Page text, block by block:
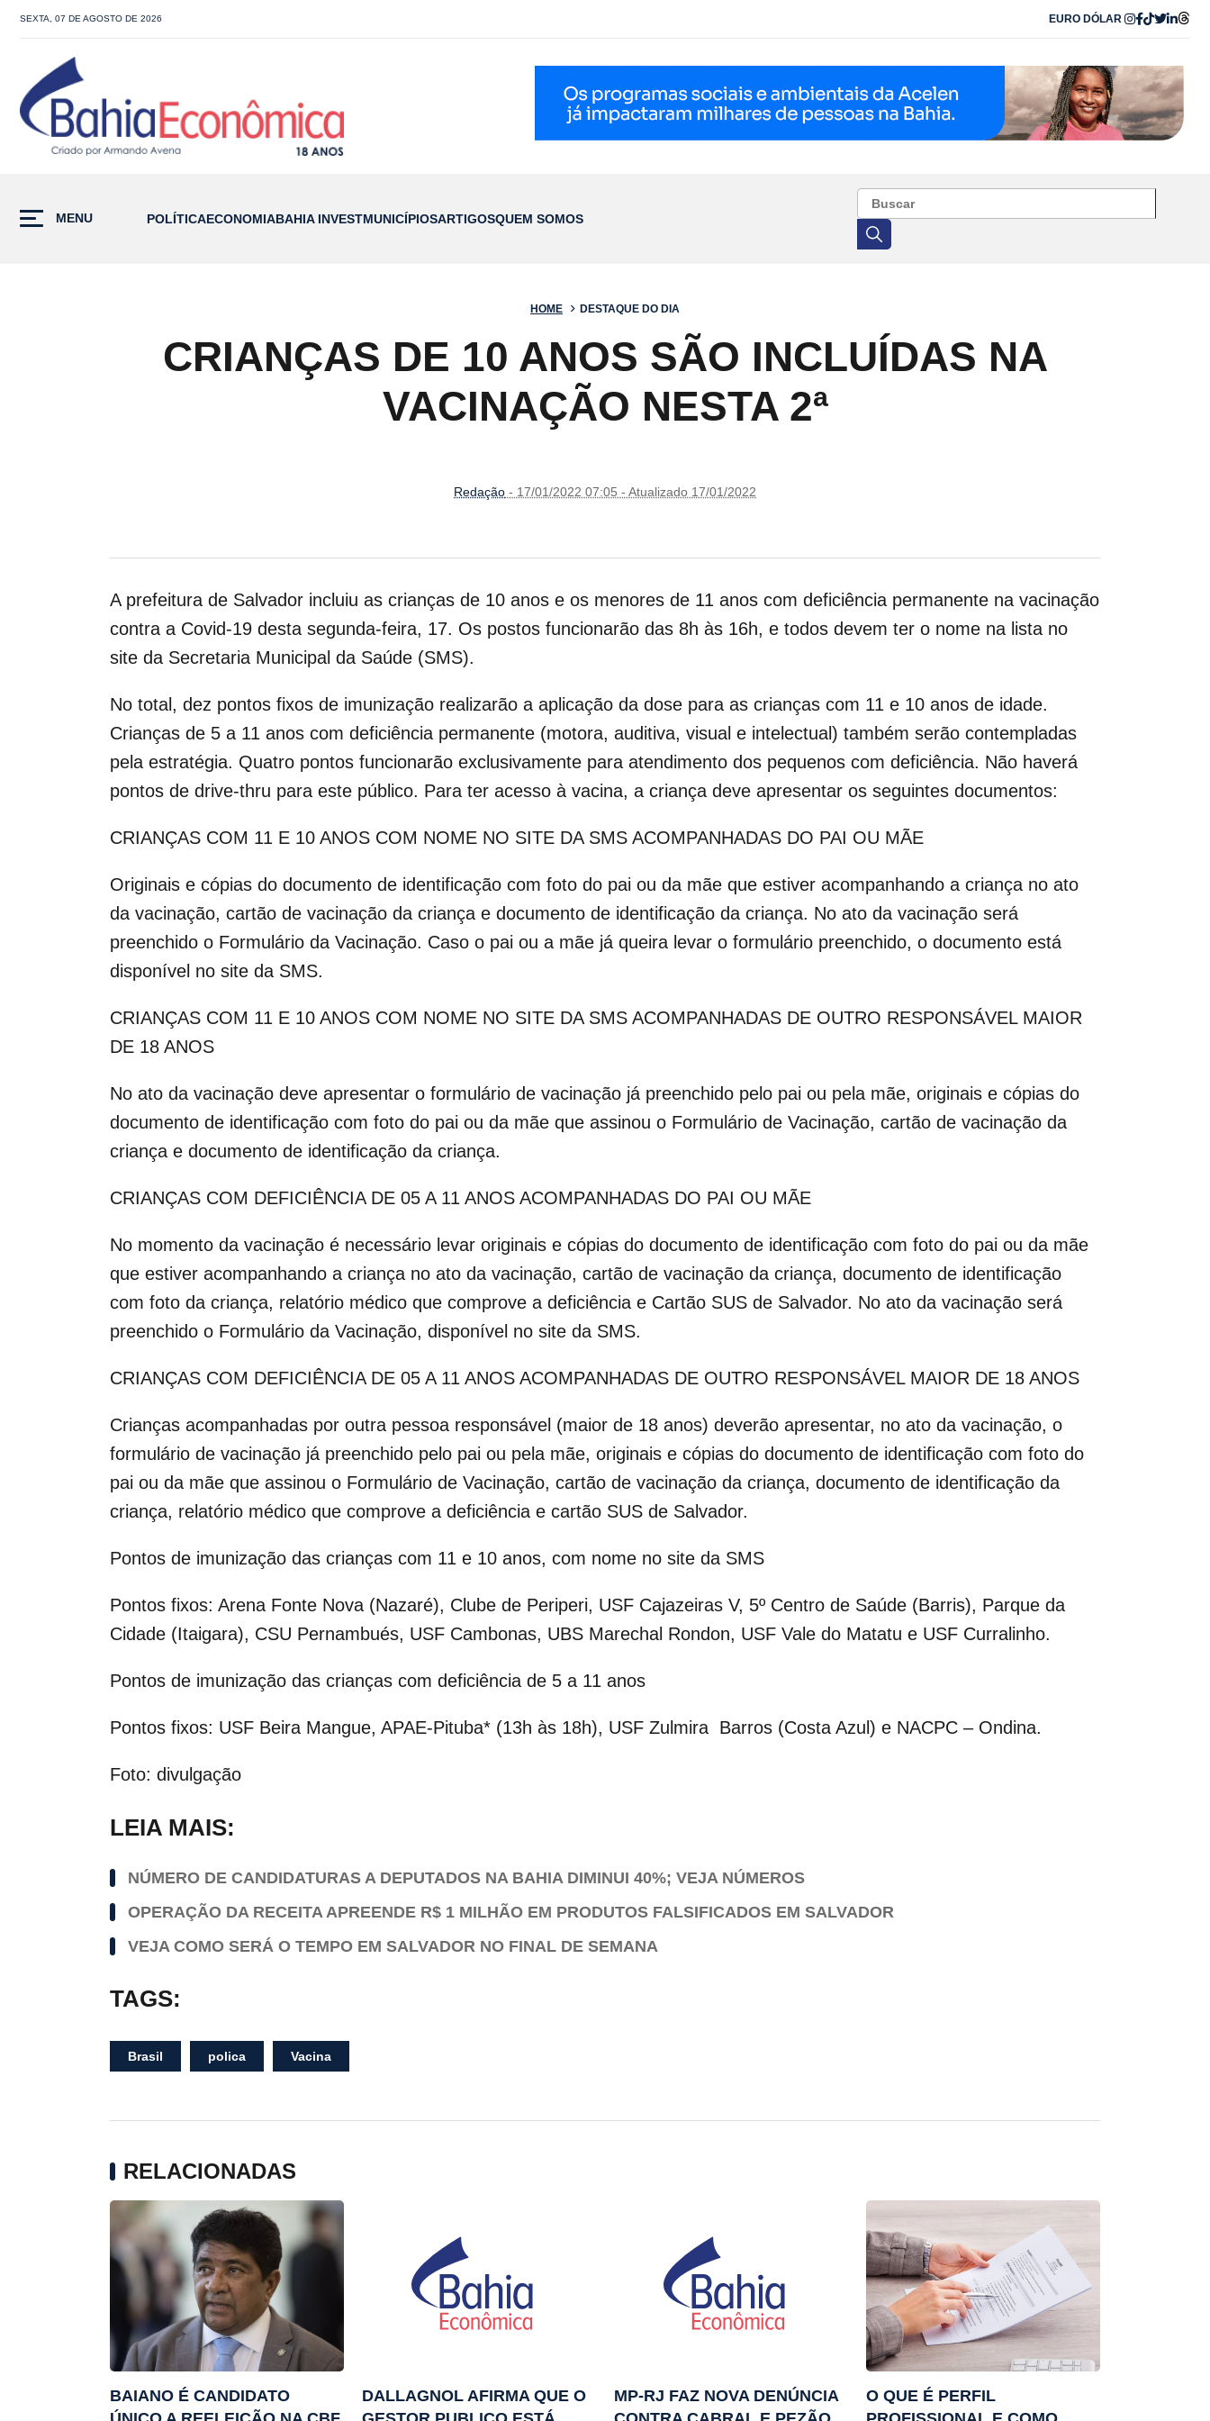
SEXTA, 07 DE AGOSTO DE 2026 EURO DÓLAR
MENU POLÍTICAECONOMIABAHIA INVESTMUNICÍPIOSARTIGOSQUEM SOMOS
HOME DESTAQUE DO DIA
CRIANÇAS DE 10 ANOS SÃO INCLUÍDAS NA
VACINAÇÃO NESTA 2ª
Redação - 17/01/2022 07:05 - Atualizado 17/01/2022
A prefeitura de Salvador incluiu as crianças de 10 anos e os menores de 11 anos com deficiência permanente na vacinação
contra a Covid-19 desta segunda-feira, 17. Os postos funcionarão das 8h às 16h, e todos devem ter o nome na lista no
site da Secretaria Municipal da Saúde (SMS).
No total, dez pontos fixos de imunização realizarão a aplicação da dose para as crianças com 11 e 10 anos de idade.
Crianças de 5 a 11 anos com deficiência permanente (motora, auditiva, visual e intelectual) também serão contempladas
pela estratégia. Quatro pontos funcionarão exclusivamente para atendimento dos pequenos com deficiência. Não haverá
pontos de drive-thru para este público. Para ter acesso à vacina, a criança deve apresentar os seguintes documentos:
CRIANÇAS COM 11 E 10 ANOS COM NOME NO SITE DA SMS ACOMPANHADAS DO PAI OU MÃE
Originais e cópias do documento de identificação com foto do pai ou da mãe que estiver acompanhando a criança no ato
da vacinação, cartão de vacinação da criança e documento de identificação da criança. No ato da vacinação será
preenchido o Formulário da Vacinação. Caso o pai ou a mãe já queira levar o formulário preenchido, o documento está
disponível no site da SMS.
CRIANÇAS COM 11 E 10 ANOS COM NOME NO SITE DA SMS ACOMPANHADAS DE OUTRO RESPONSÁVEL MAIOR
DE 18 ANOS
No ato da vacinação deve apresentar o formulário de vacinação já preenchido pelo pai ou pela mãe, originais e cópias do
documento de identificação com foto do pai ou da mãe que assinou o Formulário de Vacinação, cartão de vacinação da
criança e documento de identificação da criança.
CRIANÇAS COM DEFICIÊNCIA DE 05 A 11 ANOS ACOMPANHADAS DO PAI OU MÃE
No momento da vacinação é necessário levar originais e cópias do documento de identificação com foto do pai ou da mãe
que estiver acompanhando a criança no ato da vacinação, cartão de vacinação da criança, documento de identificação
com foto da criança, relatório médico que comprove a deficiência e Cartão SUS de Salvador. No ato da vacinação será
preenchido o Formulário da Vacinação, disponível no site da SMS.
CRIANÇAS COM DEFICIÊNCIA DE 05 A 11 ANOS ACOMPANHADAS DE OUTRO RESPONSÁVEL MAIOR DE 18 ANOS
Crianças acompanhadas por outra pessoa responsável (maior de 18 anos) deverão apresentar, no ato da vacinação, o
formulário de vacinação já preenchido pelo pai ou pela mãe, originais e cópias do documento de identificação com foto do
pai ou da mãe que assinou o Formulário de Vacinação, cartão de vacinação da criança, documento de identificação da
criança, relatório médico que comprove a deficiência e cartão SUS de Salvador.
Pontos de imunização das crianças com 11 e 10 anos, com nome no site da SMS
Pontos fixos: Arena Fonte Nova (Nazaré), Clube de Periperi, USF Cajazeiras V, 5º Centro de Saúde (Barris), Parque da
Cidade (Itaigara), CSU Pernambués, USF Cambonas, UBS Marechal Rondon, USF Vale do Matatu e USF Curralinho.
Pontos de imunização das crianças com deficiência de 5 a 11 anos
Pontos fixos: USF Beira Mangue, APAE-Pituba* (13h às 18h), USF Zulmira Barros (Costa Azul) e NACPC – Ondina.
Foto: divulgação
LEIA MAIS:
NÚMERO DE CANDIDATURAS A DEPUTADOS NA BAHIA DIMINUI 40%; VEJA NÚMEROS
OPERAÇÃO DA RECEITA APREENDE R$ 1 MILHÃO EM PRODUTOS FALSIFICADOS EM SALVADOR
VEJA COMO SERÁ O TEMPO EM SALVADOR NO FINAL DE SEMANA
TAGS:
Brasil polica Vacina
RELACIONADAS
BAIANO É CANDIDATO
DALLAGNOL AFIRMA QUE O
MP-RJ FAZ NOVA DENÚNCIA
O QUE É PERFIL